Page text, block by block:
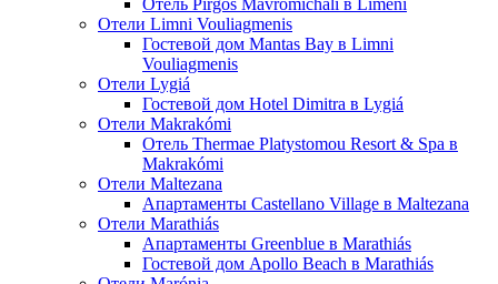
Отель Pirgos Mavromichali в Limeni
Отели Limni Vouliagmenis
Гостевой дом Mantas Bay в Limni
Vouliagmenis
Отели Lygiá
Гостевой дом Hotel Dimitra в Lygiá
Отели Makrakómi
Отель Thermae Platystomou Resort & Spa в
Makrakómi
Отели Maltezana
Апартаменты Castellano Village в Maltezana
Отели Marathiás
Апартаменты Greenblue в Marathiás
Гостевой дом Apollo Beach в Marathiás